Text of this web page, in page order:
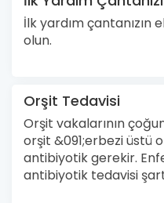
İlk yardım çantanızın
olun.
Orşit Tedavisi
Orşit vakalarının
orşit &091;erbezi üstü
antibiyotik gerekir.
antibiyotik tedavisi